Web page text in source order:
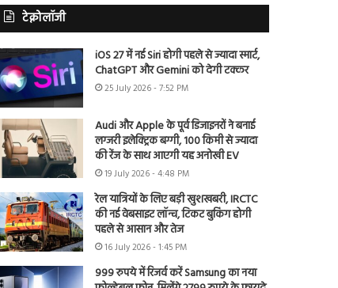
टेक्नोलॉजी
iOS 27 में नई Siri होगी पहले से ज्यादा स्मार्ट,
ChatGPT और Gemini को देगी टक्कर
25 July 2026 - 7:52 PM
Audi और Apple के पूर्व डिजाइनरों ने बनाई
लग्जरी इलेक्ट्रिक बग्गी, 100 किमी से ज्यादा
की रेंज के साथ आएगी यह अनोखी EV
19 July 2026 - 4:48 PM
रेल यात्रियों के लिए बड़ी खुशखबरी, IRCTC
की नई वेबसाइट लॉन्च, टिकट बुकिंग होगी
पहले से आसान और तेज
16 July 2026 - 1:45 PM
999 रुपये में रिजर्व करें Samsung का नया